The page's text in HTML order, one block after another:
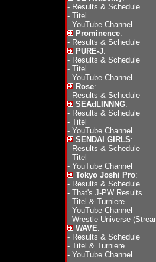
- Results & Schedule
- Titel
- YouTube Channel
Prominence:
- Results & Schedule
PURE-J:
- Results & Schedule
- Titel
- YouTube Channel
Rose:
- Results & Schedule
SEAdLINNNG:
- Results & Schedule
- Titel
- YouTube Channel
SENDAI GIRLS:
- Results & Schedule
- Titel
- YouTube Channel
Tokyo Joshi Pro:
- Results & Schedule
- That's J-PW Results
- Titel & Turniere
- YouTube Channel
- Wrestle Universe
WAVE:
- Results & Schedule
- Titel & Turniere
- YouTube Channel